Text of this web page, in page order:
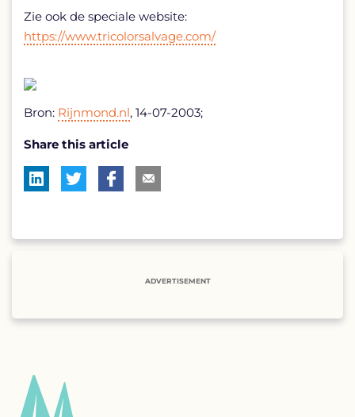
Zie ook de speciale website:
https://www.tricolorsalvage.com/
Bron: Rijnmond.nl, 14-07-2003;
Share this article
ADVERTISEMENT